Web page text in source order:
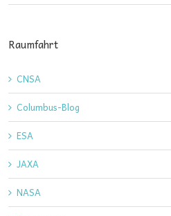
Raumfahrt
CNSA
Columbus-Blog
ESA
JAXA
NASA